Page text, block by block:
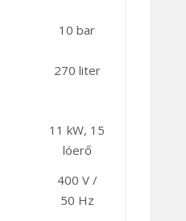
10 bar
270 liter
11 kW, 15
lóerő
400 V /
50 Hz